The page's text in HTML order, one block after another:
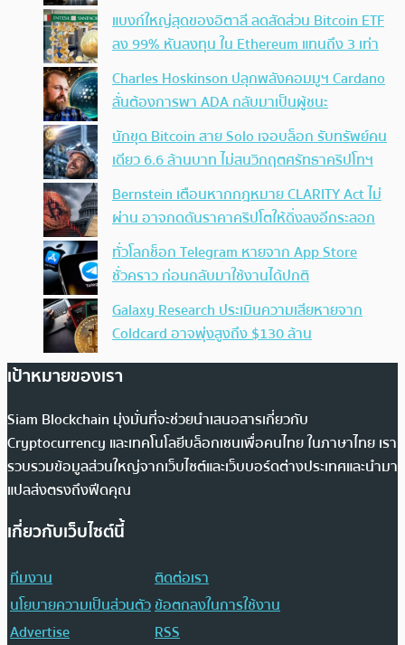
แบงก์ใหญ่สุดของอิตาลี ลดสัดส่วน Bitcoin ETF
ลง 99% หันลงทุน ใน Ethereum แทนถึง 3 เท่า
Charles Hoskinson ปลุกพลังคอมมูฯ Cardano
ลั่นต้องการพา ADA กลับมาเป็นผู้ชนะ
นักขุด Bitcoin สาย Solo เจอบล็อก รับทรัพย์คน
เดียว 6.6 ล้านบาท ไม่สนวิกฤตศรัทธาคริปโทฯ
Bernstein เตือนหากกฎหมาย CLARITY Act ไม่
ผ่าน อาจกดดันราคาคริปโตให้ดิ่งลงอีกระลอก
ทั่วโลกช็อก Telegram หายจาก App Store
ชั่วคราว ก่อนกลับมาใช้งานได้ปกติ
Galaxy Research ประเมินความเสียหายจาก
Coldcard อาจพุ่งสูงถึง $130 ล้าน
เป้าหมายของเรา
Siam Blockchain มุ่งมั่นที่จะช่วยนำเสนอสารเกี่ยวกับ
Cryptocurrency และเทคโนโลยีบล็อกเชนเพื่อคนไทย ในภาษาไทย เรา
รวบรวมข้อมูลส่วนใหญ่จากเว็บไซต์และเว็บบอร์ดต่างประเทศและนำมา
แปลส่งตรงถึงฟีดคุณ
เกี่ยวกับเว็บไซต์นี้
ทีมงาน
ติดต่อเรา
นโยบายความเป็นส่วนตัวข้อตกลงในการใช้งาน
Advertise
RSS